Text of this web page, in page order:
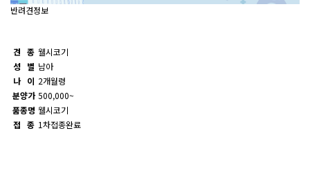
반려견정보
견 종 웰시코기
성 별 남아
나 이 2개월령
분양가 500,000~
품종명 웰시코기
접 종 1차접종완료